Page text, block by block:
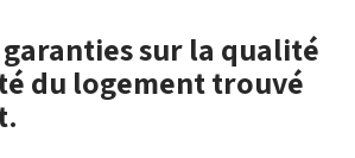
sur la qualité
du logement trouvé